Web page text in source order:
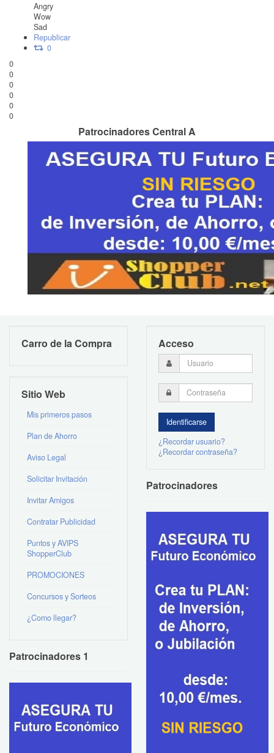
Angry
Wow
Sad
Republicar
0
0
0
0
0
0
0
Patrocinadores Central A
Carro de la Compra
Sitio Web
Mis primeros pasos
Plan de Ahorro
Aviso Legal
Solicitar Invitación
Invitar Amigos
Contratar Publicidad
Puntos y AVIPS
ShopperClub
PROMOCIONES
Concursos y Sorteos
¿Como llegar?
Patrocinadores 1
Acceso
¿Recordar usuario?
¿Recordar contraseña?
Patrocinadores